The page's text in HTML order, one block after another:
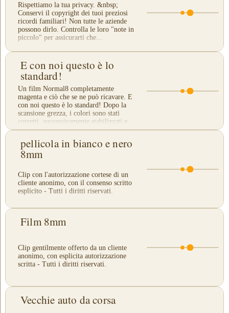
Rispettiamo la tua privacy. &nbsp;
Conservi il copyright dei tuoi preziosi
ricordi familiari! Non tutte le aziende
possono dirlo. Controlla le loro "note in
piccolo" per assicurarti che...
E con noi questo è lo
standard!
Un film Normal8 completamente
magenta e ciò che se ne può ricavare. E
con noi questo è lo standard! Dopo la
scansione grezza, i colori sono stati
corretti, successivamente stabilizzati e...
pellicola in bianco e nero
8mm
Clip con l'autorizzazione cortese di un
cliente anonimo, con il consenso scritto
esplicito - Tutti i diritti riservati.
Film 8mm
Clip gentilmente offerto da un cliente
anonimo, con esplicita autorizzazione
scritta - Tutti i diritti riservati.
Vecchie auto da corsa